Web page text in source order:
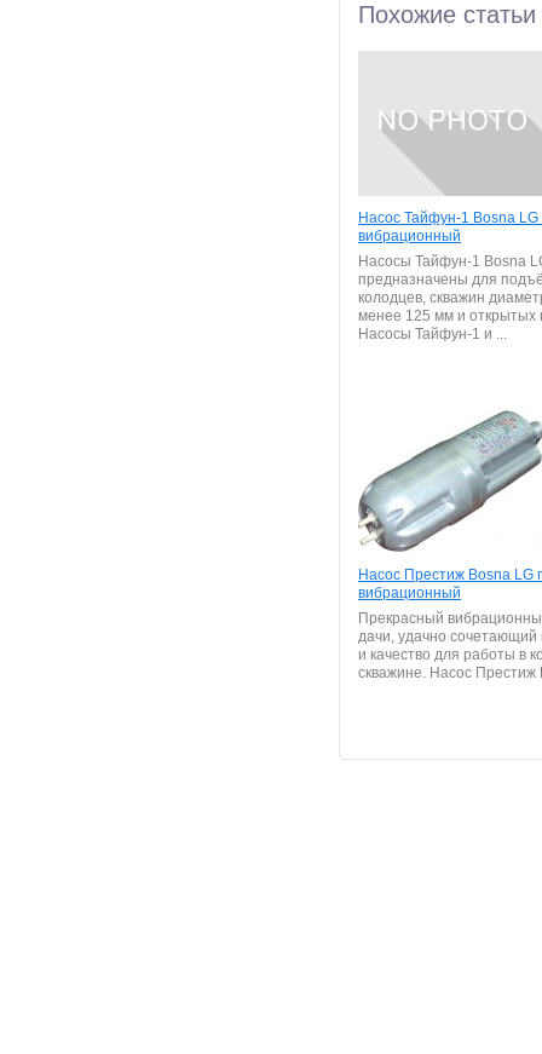
Похожие статьи
Насос Тайфун-1 Bosna LG
вибрационный
Насосы Тайфун-1 Bosna
предназначены для
колодцев, скважин
менее 125 мм и открытых
Насосы Тайфун-1 и ...
Насос Престиж Bosna LG
вибрационный
Прекрасный
дачи, удачно сочетающий
и качество для работы в
скважине. Насос Престиж